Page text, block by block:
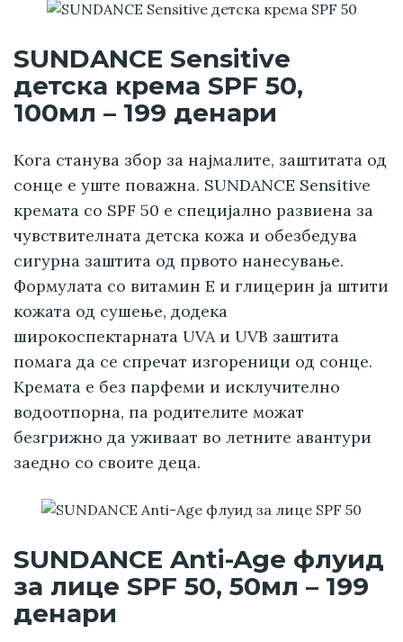
SUNDANCE Sensitive
детска крема SPF 50,
100мл – 199 денари
Кога станува збор за најмалите, заштитата од
сонце е уште поважна. SUNDANCE Sensitive
кремата со SPF 50 е специјално развиена за
чувствителната детска кожа и обезбедува
сигурна заштита од првото нанесување.
Формулата со витамин Е и глицерин ја штити
кожата од сушење, додека
широкоспектарната UVA и UVB заштита
помага да се спречат изгореници од сонце.
Кремата е без парфеми и исклучително
водоотпорна, па родителите можат
безгрижно да уживаат во летните авантури
заедно со своите деца.
SUNDANCE Anti-Age флуид
за лице SPF 50, 50мл – 199
денари